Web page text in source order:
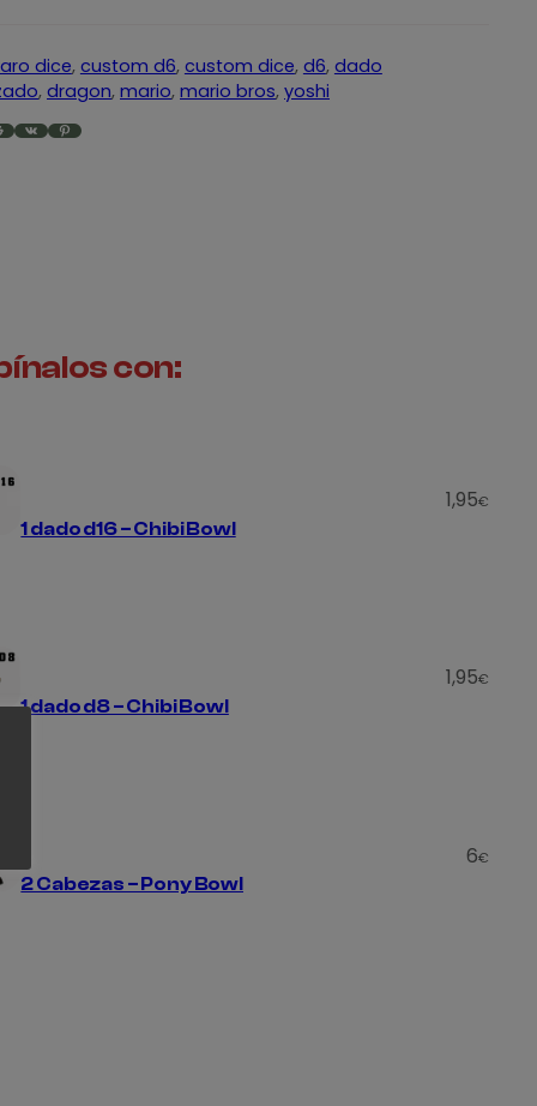
dice, custom d6, custom dice, d6, dado
, dragon, mario, mario bros, yoshi
VK Pinterest
con:
1 dado d16 – Chibi Bowl
1,95€
1 dado d8 – Chibi Bowl
1,95€
2 Cabezas – Pony Bowl
6€